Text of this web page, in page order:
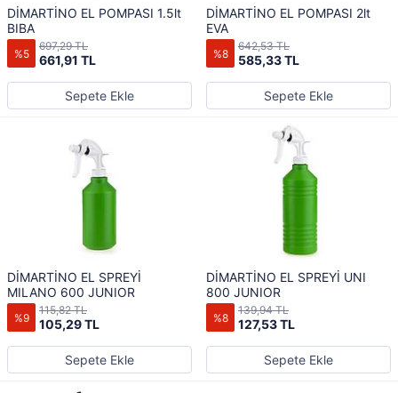
DİMARTİNO EL POMPASI 1.5lt
BIBA
%5 661,91 TL
697,29 TL
Sepete Ekle
DİMARTİNO EL POMPASI 2lt
EVA
%8 585,33 TL
642,53 TL
Sepete Ekle
DİMARTİNO EL SPREYİ
MILANO 600 JUNIOR
%9 105,29 TL
115,82 TL
Sepete Ekle
DİMARTİNO EL SPREYİ UNI
800 JUNIOR
%8 127,53 TL
139,94 TL
Sepete Ekle